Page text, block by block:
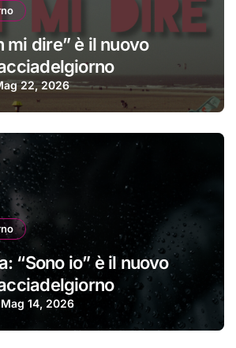
mi dire” è il nuovo
22, 2026
“Sono io” è il nuovo
Mag 14, 2026